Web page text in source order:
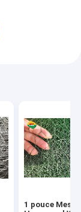
1 pouce Mesh